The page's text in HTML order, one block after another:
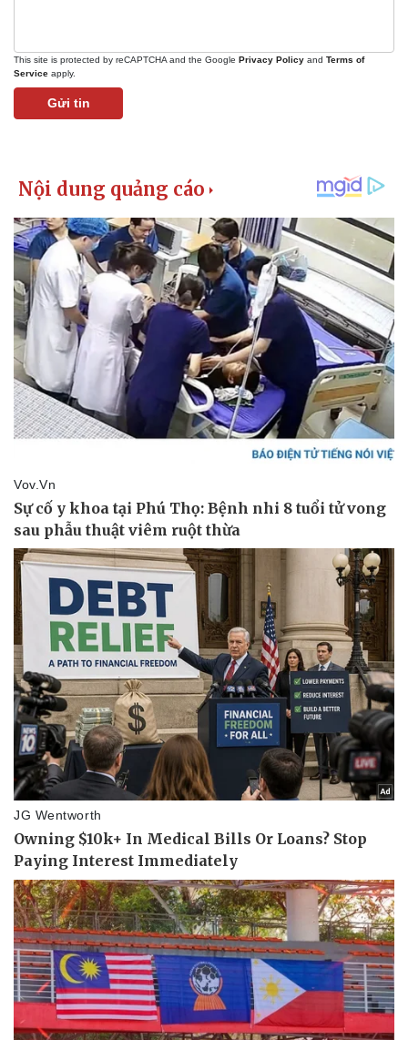
Kinh tế
Bất động sản
Khởi nghiệp
Thị trường
Giá vàng
Tiêu dùng
Tỷ giá
Chứng khoán
Giá cà phê
This site is protected by reCAPTCHA and the Google Privacy Policy and Terms of
Service apply.
Gửi tin